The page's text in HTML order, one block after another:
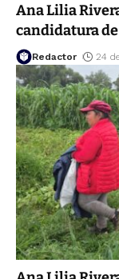
Ana Lilia
candidatura
Redactor 24